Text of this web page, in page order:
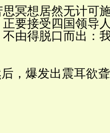
冥想居然无计可
要接受四国领导
不由得脱口而出：
，爆发出震耳欲